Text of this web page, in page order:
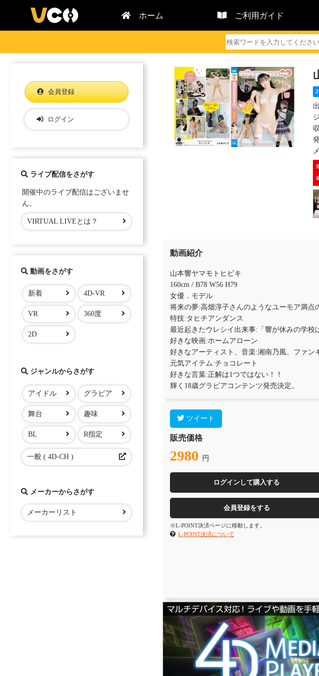
ホーム ご利用ガイド
会員登録
ログイン
ライブ配信をさがす
開催中のライブ配信はございませ
ん。
VIRTUAL LIVEとは？
動画をさがす
新着 4D-VR
VR 360度
2D
ジャンルからさがす
アイドル グラビア
舞台 趣味
BL R指定
一般 ( 4D-CH )
メーカーからさがす
メーカーリスト
動画紹介
山本響ヤマモトヒビキ
160cm / B78 W56 H79
女優．モデル
将来の夢:高畑淳子さんのようなユーモア満点
特技:タヒチアンダンス
最近起きたウレシイ出来事:「響が休みの学校
好きな映画:ホームアローン
好きなアーティスト、音楽:湘南乃風、ファン
元気アイテム:チョコレート
好きな言葉:正解は1つではない！！
輝く18歳グラビアコンテンツ発売決定。
ツイート
販売価格
2980 円
ログインして購入する
会員登録をする
※L-POINT決済ページに移動します。
L-POINT決済について